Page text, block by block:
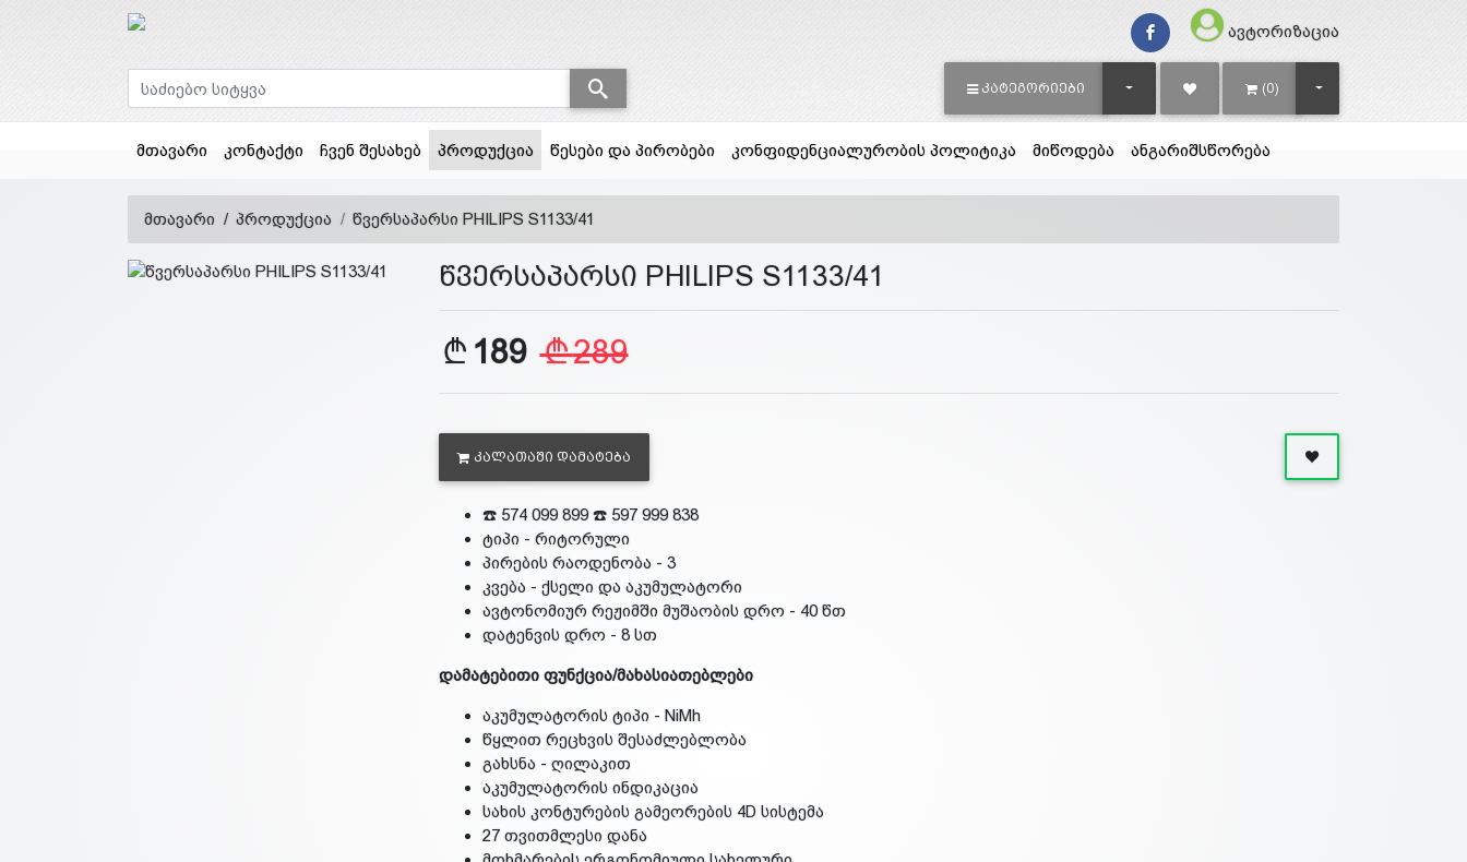
ავტორიზაცია
ᲙᲐᲢᲔᲒᲝᲠᲘᲔᲑᲘ TOGGLE DROPDOWN(0) TOGGLE DROPDOWN
მთავარი კონტაქტი ჩვენ შესახებ პროდუქცია(current)
წესები და პირობები კონფიდენციალურობის პოლიტიკა მიწოდება ანგარიშსწორება
მთავარი პროდუქცია წვერსაპარსი PHILIPS S1133/41
წვერსაპარსი PHILIPS S1133/41
189 289
ᲙᲐᲚᲐᲗᲐᲨᲘ ᲓᲐᲛᲐᲢᲔᲑᲐ
☎️ 574 099 899 ☎️ 597 999 838
ტიპი - რიტორული
პირების რაოდენობა - 3
კვება - ქსელი და აკუმულატორი
ავტონომიურ რეჟიმში მუშაობის დრო - 40 წთ
დატენვის დრო - 8 სთ
დამატებითი ფუნქცია/მახასიათებლები
აკუმულატორის ტიპი - NiMh
წყლით რეცხვის შესაძლებლობა
გახსნა - ღილაკით
აკუმულატორის ინდიკაცია
სახის კონტურების გამეორების 4D სისტემა
27 თვითმლესი დანა